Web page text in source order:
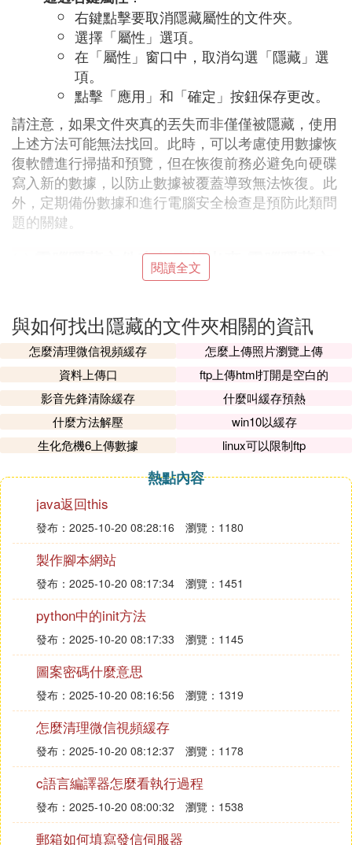
右鍵點擊要取消隱藏屬性的文件夾。
選擇「屬性」選項。
在「屬性」窗口中，取消勾選「隱藏」選
項。
點擊「應用」和「確定」按鈕保存更改。
請注意，如果文件夾真的丟失而非僅僅被隱藏，使用
上述方法可能無法找回。此時，可以考慮使用數據恢
復軟體進行掃描和預覽，但在恢復前務必避免向硬碟
寫入新的數據，以防止數據被覆蓋導致無法恢復。此
外，定期備份數據和進行電腦安全檢查是預防此類問
題的關鍵。
㈡ 電腦隱藏文件夾怎麼找出來 電腦隱藏文
電腦隱藏文件夾可以通過以下步驟找出來 ：
進入此電腦界面：
在桌面上找到此電腦圖標，雙擊進入此電
腦界面。
進入系統盤文件夾界面
在此電腦界面中，雙擊
C盤 ，進入系統盤文
件夾界面。
勾選隱藏的項目：
在系統盤文件夾界面的上方，找到並點擊
查看選項卡。
在右側的選項中，勾選隱藏的項目。
查看隱藏文件夾
此時，你就可以看到電腦裡面被隱藏起來
的文件夾了。這些隱藏文件夾的顏色可能
會與其他文件夾有所不同，以區分其隱藏
狀態。
通過以上步驟，你就可以輕松地找出電腦中的隱藏文
件夾了。
閱讀全文
與如何找出隱藏的文件夾相關的資訊
怎麼清理微信視頻緩存
怎麼上傳照片瀏覽上傳
資料上傳口
ftp上傳html打開是空白的
影音先鋒清除緩存
什麼叫緩存預熱
什麼方法解壓
win10以緩存
生化危機6上傳數據
linux可以限制ftp
熱點內容
java返回this
發布：2025-10-20 08:28:16 瀏覽：1180
製作腳本網站
發布：2025-10-20 08:17:34 瀏覽：1451
python中的init方法
發布：2025-10-20 08:17:33 瀏覽：1145
圖案密碼什麼意思
發布：2025-10-20 08:16:56 瀏覽：1319
怎麼清理微信視頻緩存
發布：2025-10-20 08:12:37 瀏覽：1178
c語言編譯器怎麼看執行過程
發布：2025-10-20 08:00:32 瀏覽：1538
郵箱如何填寫發信伺服器